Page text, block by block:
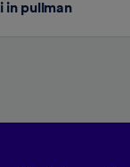
in pullman